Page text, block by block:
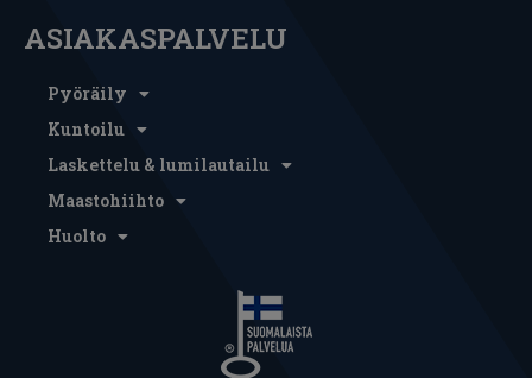
ASIAKASPALVELU
Pyöräily
Kuntoilu
Laskettelu & lumilautailu
Maastohiihto
Huolto